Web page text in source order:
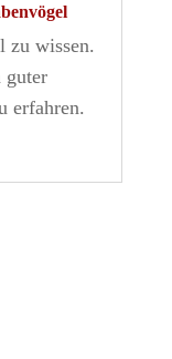
zu wissen.
guter
erfahren.